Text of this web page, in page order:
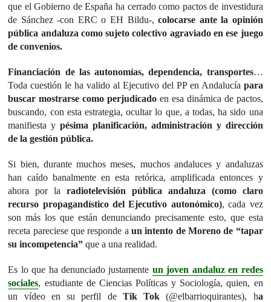
que el Gobierno de España ha cerrado como pactos de investidura
de Sánchez -con ERC o EH Bildu-,colocarse ante la opinión
pública andaluza como sujeto colectivo agraviado en ese juego
de convenios.
Financiación de las autonomías, dependencia, transportes…
Toda cuestión le ha valido al Ejecutivo del PP en Andalucía para
buscar mostrarse como perjudicado en esa dinámica de pactos,
buscando, con esta estrategia, ocultar lo que, a todas, ha sido una
manifiesta y pésima planificación, administración y dirección
de la gestión pública.
Si bien, durante muchos meses, muchos andaluces y andaluzas
han caído banalmente en esta retórica, amplificada entonces y
ahora por laradiotelevisión pública andaluza (como claro
recurso propagandístico del Ejecutivo autonómico), cada vez
son más los que están denunciando precisamente esto, que esta
receta pareciese que responde a un intento de Moreno de “tapar
su incompetencia” que a una realidad.
Es lo que ha denunciado justamente un joven andaluz en redes
sociales, estudiante de Ciencias Políticas y Sociología, quien, en
un vídeo en su perfil deTik Tok (@elbarrioquirantes), ha